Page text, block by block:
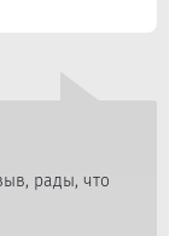
рады, что